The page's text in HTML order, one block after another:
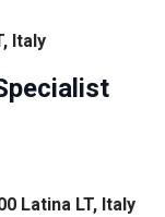
Italy
Latina LT, Italy